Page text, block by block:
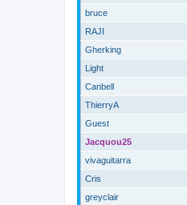
bruce
RAJI
Gherking
Light
Canbell
ThierryA
Guest
Jacquou25
vivaguitarra
Cris
greyclair